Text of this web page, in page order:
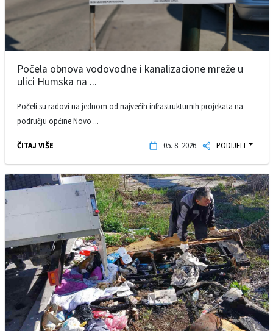
Počela obnova vodovodne i kanalizacione mreže u
ulici Humska na ...
Počeli su radovi na jednom od najvećih infrastrukturnih projekata na
području općine Novo ...
ČITAJ VIŠE 05. 8. 2026. PODIJELI